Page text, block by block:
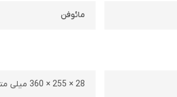
مائوفن
28 × 255 × 360 میلی متر